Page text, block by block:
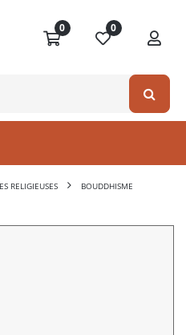
0 0
RELIGIEUSES
BOUDDHISME